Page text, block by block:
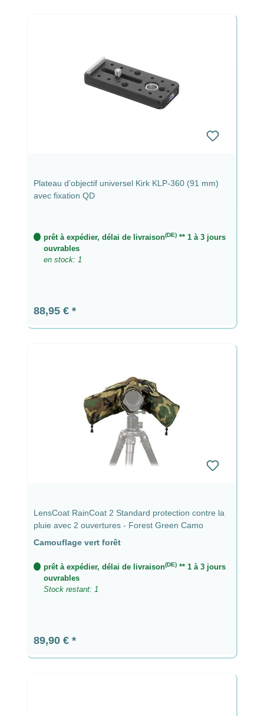
Plateau d’objectif universel Kirk KLP-360 (91 mm)
avec fixation QD
prêt à expédier, délai de livraison(DE)** 1 à 3 jours
ouvrables
en stock: 1
Prix régulier :
88,95 €
LensCoat RainCoat 2 Standard protection contre la
pluie avec 2 ouvertures - Forest Green Camo
Camouflage vert forêt
prêt à expédier, délai de livraison(DE)** 1 à 3 jours
ouvrables
Stock restant: 1
Prix régulier :
89,90 €